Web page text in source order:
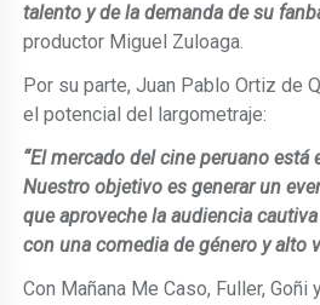
talento y de la demanda de su
productor Miguel Zuloaga.
Por su parte, Juan Pablo Ortiz de
el potencial del largometraje:
“El mercado del cine peruano
Nuestro objetivo es generar un
que aproveche la audiencia
con una comedia de género y alto
Con Mañana Me Caso, Fuller,